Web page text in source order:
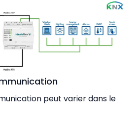
peut varier dans le